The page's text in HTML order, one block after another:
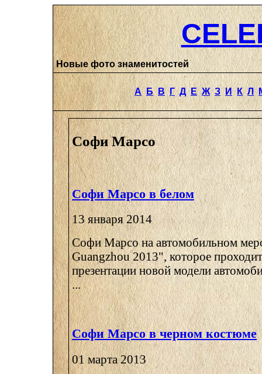
Новые фото знаменитостей
А Б В Г Д Е Ж З И К Л
Софи Марсо
Софи Марсо в белом
13 января 2014
Софи Марсо на автомобильном
Guangzhou 2013", которое
презентации новой модели
...
Софи Марсо в черном костюме
01 марта 2013